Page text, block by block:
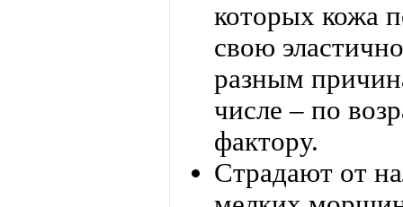
которых кожа
свою
разным
числе – по
фактору.
Страдают от